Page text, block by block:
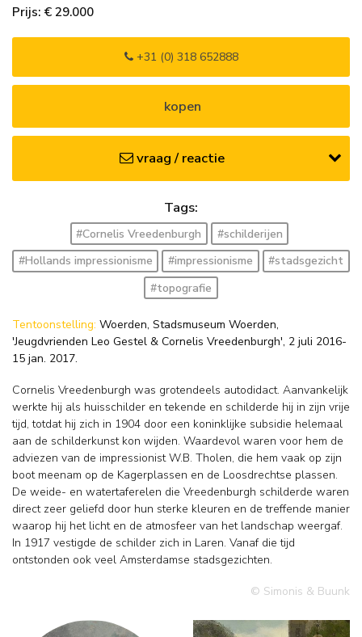
Prijs: € 29.000
+31 (0) 318 652888
kopen
vraag / reactie
Tags:
#Cornelis Vreedenburgh
#schilderijen
#Hollands impressionisme
#impressionisme
#stadsgezicht
#topografie
Tentoonstelling: Woerden, Stadsmuseum Woerden,
'Jeugdvrienden Leo Gestel & Cornelis Vreedenburgh', 2 juli 2016-
15 jan. 2017.
Cornelis Vreedenburgh was grotendeels autodidact. Aanvankelijk
werkte hij als huisschilder en tekende en schilderde hij in zijn vrije
tijd, totdat hij zich in 1904 door een koninklijke subsidie helemaal
aan de schilderkunst kon wijden. Waardevol waren voor hem de
adviezen van de impressionist W.B. Tholen, die hem vaak op zijn
boot meenam op de Kagerplassen en de Loosdrechtse plassen.
De weide- en watertaferelen die Vreedenburgh schilderde waren
direct zeer geliefd door hun sterke kleuren en de treffende manier
waarop hij het licht en de atmosfeer van het landschap weergaf.
In 1917 vestigde de schilder zich in Laren. Vanaf die tijd
ontstonden ook veel Amsterdamse stadsgezichten.
© Simonis & Buunk